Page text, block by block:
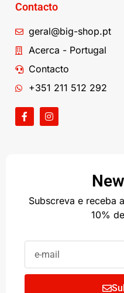
Contacto
geral@big-shop.pt
Acerca - Portugal
Contacto
+351 211 512 292
Subscreva e receba
10%